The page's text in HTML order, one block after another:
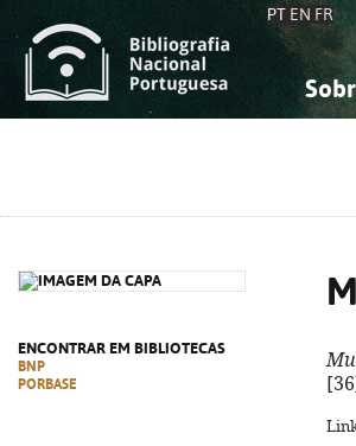
PT EN FR
ENCONTRAR EM BIBLIOTECAS
BNP
PORBASE